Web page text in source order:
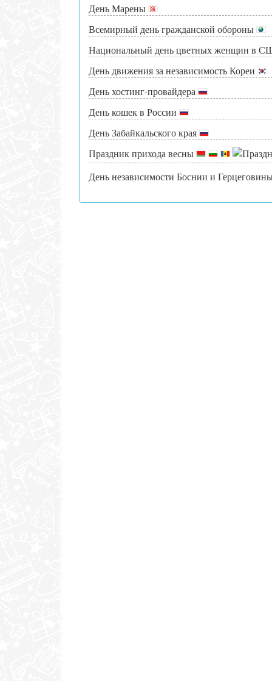
День Марены
Всемирный день гражданской обороны
Национальный день цветных женщин в
День движения за независимость Кореи
День хостинг-провайдера
День кошек в России
День Забайкальского края
Праздник прихода весны
День независимости Боснии и